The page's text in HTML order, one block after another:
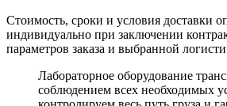
Стоимость, сроки и условия доставки
индивидуально при заключении
параметров заказа и выбранной
Лабораторное оборудование
соблюдением всех необходимых